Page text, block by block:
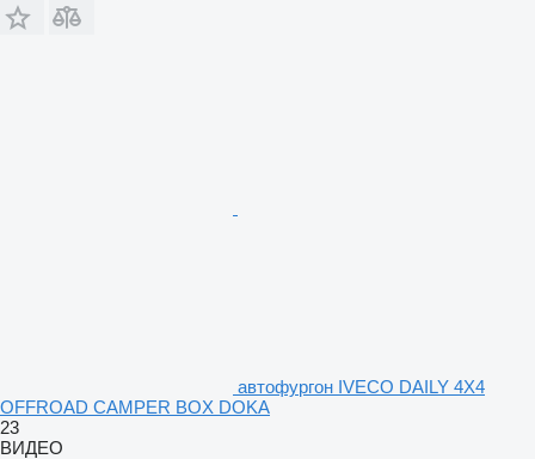
автофургон IVECO DAILY 4X4
OFFROAD CAMPER BOX DOKA
23
ВИДЕО